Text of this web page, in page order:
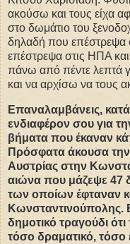
ακούσω και τους είχα
στο δωμάτιο του
δηλαδή που επέστρεψα
επέστρεψα στις ΗΠΑ
πάνω από πέντε λεπτά
και να αρχίσω να τους
Επαναλαμβάνεις,
ενδιαφέρον σου για
βήματα που έκαναν
Πρόσφατα άκουσα την
Αυστρίας στην
αιώνα που μάζεψε 47
των οποίων έφταναν
Κωνσταντινούπολης.
δημοτικό τραγούδι
τόσο δραματικό, τόσο